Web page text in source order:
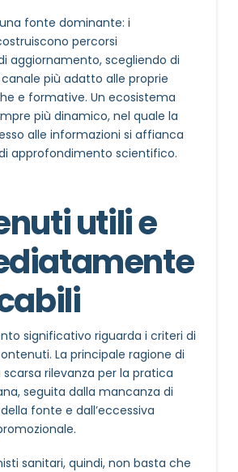
fonte dominante: i
percorsi
aggiornamento, scegliendo di
più adatto alle proprie
e formative. Un ecosistema
più dinamico, nel quale la
alle informazioni si affianca
approfondimento scientifico.
utili e
significativo riguarda i criteri di
La principale ragione di
rilevanza per la pratica
seguita dalla mancanza di
fonte e dall’eccessiva
sanitari, quindi, non basta che